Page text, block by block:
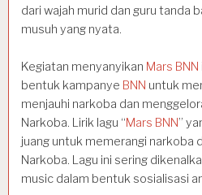
dari wajah murid dan guru tanda
musuh yang nyata.
Kegiatan menyanyikan Mars BNN
bentuk kampanye BNN untuk
menjauhi narkoba dan
Narkoba. Lirik lagu “Mars BNN”
juang untuk memerangi narkoba
Narkoba. Lagu ini sering
music dalam bentuk sosialisasi